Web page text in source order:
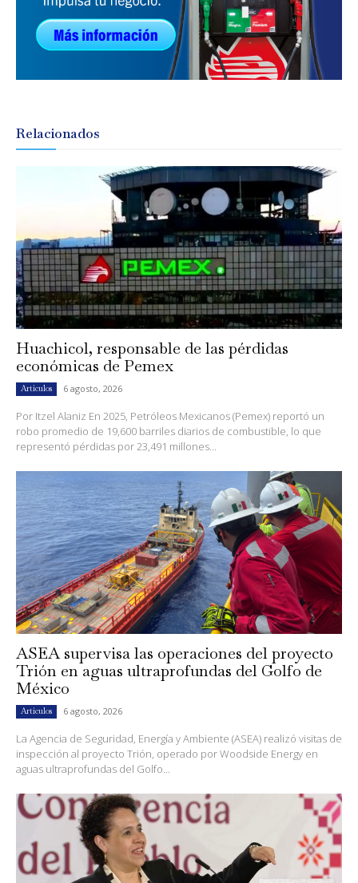
Relacionados
Huachicol, responsable de las pérdidas
económicas de Pemex
Artículos 6 agosto, 2026
Por Itzel Alaniz En 2025, Petróleos Mexicanos (Pemex) reportó un
robo promedio de 19,600 barriles diarios de combustible, lo que
representó pérdidas por 23,491 millones...
ASEA supervisa las operaciones del proyecto
Trión en aguas ultraprofundas del Golfo de
México
Artículos 6 agosto, 2026
La Agencia de Seguridad, Energía y Ambiente (ASEA) realizó visitas de
inspección al proyecto Trión, operado por Woodside Energy en
aguas ultraprofundas del Golfo...